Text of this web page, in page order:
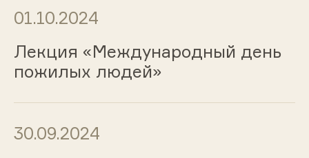
01.10.2024
Лекция «Международный день
пожилых людей»
30.09.2024